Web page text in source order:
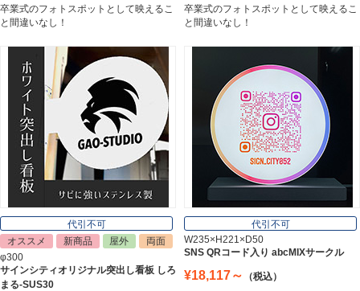
エッチングプレート
郵便ポスト
Post
Nameplate
卒業式のフォトスポットとして映えるこ
と間違いなし！
卒業式のフォトスポットとして映えるこ
と間違いなし！
代引不可
オススメ
新商品 屋外
両面
φ300
サインシティオリジナル突出し看板 しろ
まる-SUS30
代引不可
W235×H221×D50
SNS QRコード入り abcMIXサークル
¥18,117～
（税込）